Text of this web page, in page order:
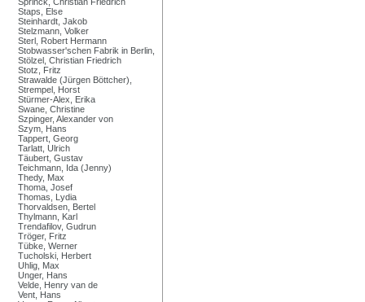
Staps, Else
Steinhardt, Jakob
Stelzmann, Volker
Sterl, Robert Hermann
Stobwasser'schen Fabrik in Berlin,
Stölzel, Christian Friedrich
Stotz, Fritz
Strawalde (Jürgen Böttcher),
Strempel, Horst
Stürmer-Alex, Erika
Swane, Christine
Szpinger, Alexander von
Szym, Hans
Tappert, Georg
Tarlatt, Ulrich
Täubert, Gustav
Teichmann, Ida (Jenny)
Thedy, Max
Thoma, Josef
Thomas, Lydia
Thorvaldsen, Bertel
Thylmann, Karl
Trendafilov, Gudrun
Tröger, Fritz
Tübke, Werner
Tucholski, Herbert
Uhlig, Max
Unger, Hans
Velde, Henry van de
Vent, Hans